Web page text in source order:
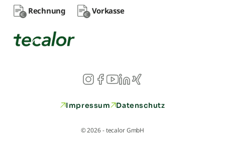
Rechnung Vorkasse
Impressum Datenschutz
© 2026 - tecalor GmbH